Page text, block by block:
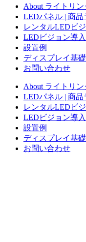
About ライトリン
LEDパネル | 商
レンタルLEDビ
LEDビジョン導
設置例
ディスプレイ基
お問い合わせ
About ライトリン
LEDパネル | 商
レンタルLEDビ
LEDビジョン導
設置例
ディスプレイ基
お問い合わせ